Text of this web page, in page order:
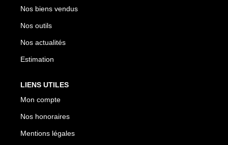
Nos biens vendus
Nos outils
Nos actualités
Estimation
LIENS UTILES
Mon compte
Nos honoraires
Mentions légales